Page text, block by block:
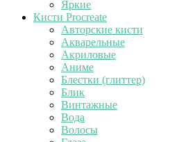
Яркие
Кисти Procreate
Авторские кисти
Акварельные
Акриловые
Аниме
Блестки (глиттер)
Блик
Винтажные
Вода
Волосы